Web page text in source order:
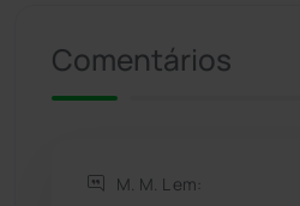
Rio de Contas
Comentários
M. M. L em: